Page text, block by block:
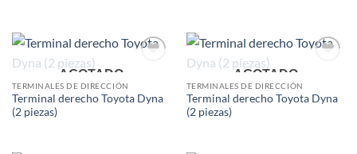
AGOTADO
TERMINALES DE DIRECCIÓN
Terminal derecho Toyota Dyna
(2 piezas)
AGOTADO
TERMINALES DE DIRECCIÓN
Terminal derecho Toyota Dyna
(2 piezas)